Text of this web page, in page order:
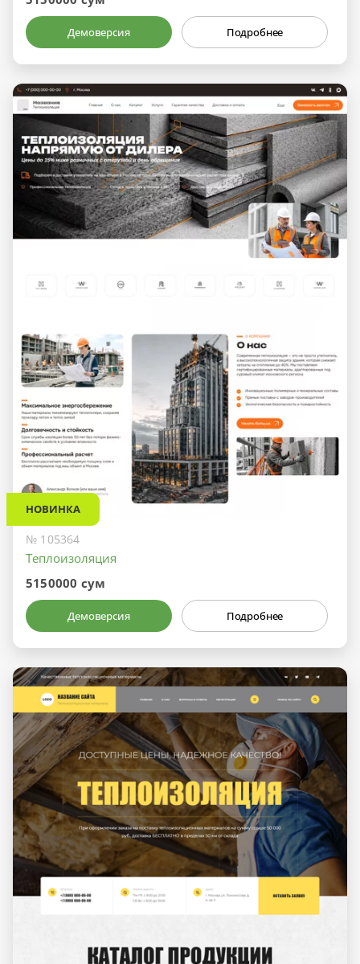
Демоверсия Подробнее
НОВИНКА
№ 105364
Теплоизоляция
5150000 сум
Демоверсия Подробнее